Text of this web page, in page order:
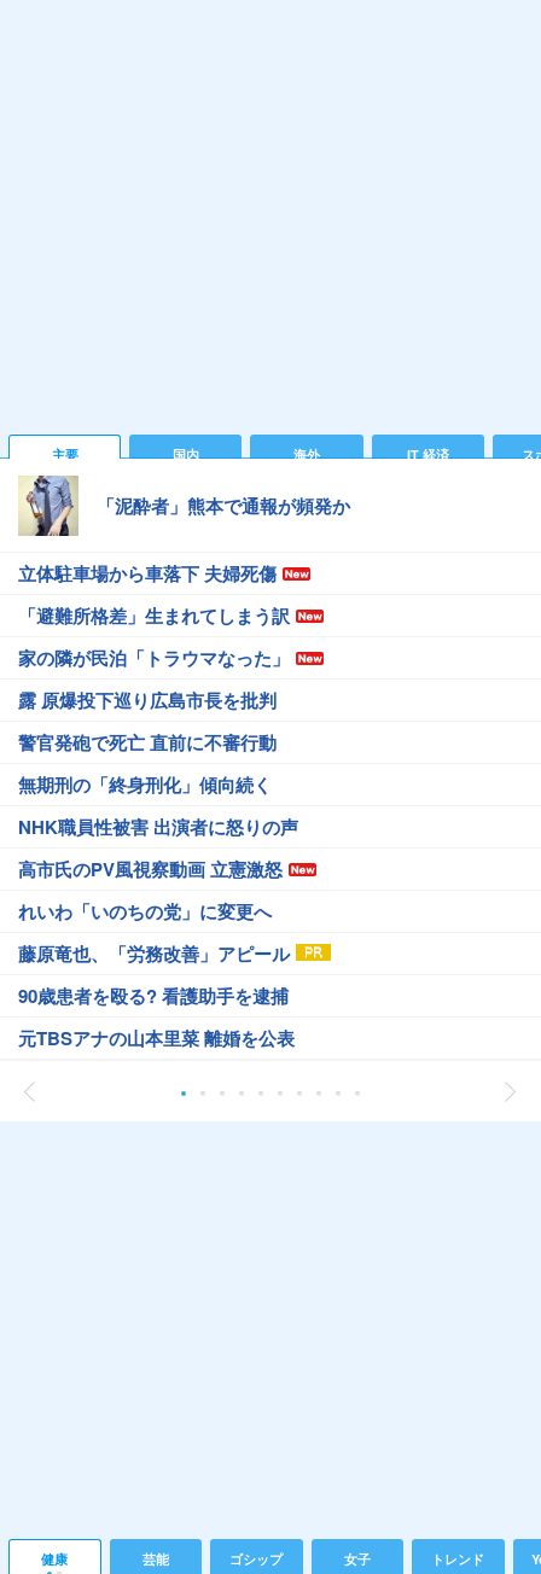
主要 国内 海外 IT 経済 ス
「泥酔者」熊本で通報が頻発か
立体駐車場から車落下 夫婦死傷
「避難所格差」生まれてしまう訳
家の隣が民泊「トラウマなった」
露 原爆投下巡り広島市長を批判
警官発砲で死亡 直前に不審行動
無期刑の「終身刑化」傾向続く
NHK職員性被害 出演者に怒りの声
高市氏のPV風視察動画 立憲激怒
れいわ「いのちの党」に変更へ
藤原竜也、「労務改善」アピール
90歳患者を殴る? 看護助手を逮捕
元TBSアナの山本里菜 離婚を公表
健康 芸能 ゴシップ 女子 トレンド